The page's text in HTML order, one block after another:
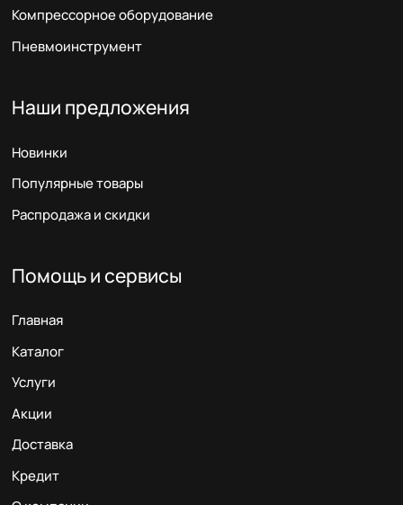
Компрессорное оборудование
Пневмоинструмент
Наши предложения
Новинки
Популярные товары
Распродажа и скидки
Помощь и сервисы
Главная
Каталог
Услуги
Акции
Доставка
Кредит